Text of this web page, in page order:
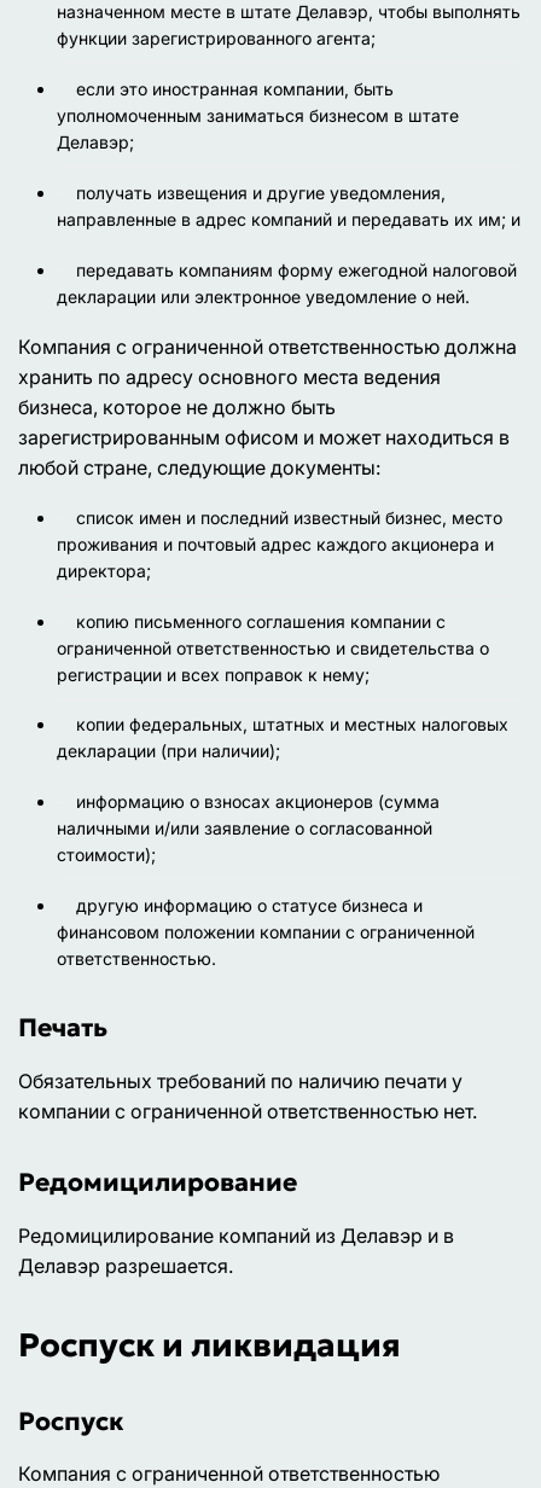
назначенном месте в штате Делавэр, чтобы выполнять
функции зарегистрированного агента;
если это иностранная компании, быть
уполномоченным заниматься бизнесом в штате
Делавэр;
получать извещения и другие уведомления,
направленные в адрес компаний и передавать их им; и
передавать компаниям форму ежегодной налоговой
декларации или электронное уведомление о ней.
Компания с ограниченной ответственностью должна
хранить по адресу основного места ведения
бизнеса, которое не должно быть
зарегистрированным офисом и может находиться в
любой стране, следующие документы:
список имен и последний известный бизнес, место
проживания и почтовый адрес каждого акционера и
директора;
копию письменного соглашения компании с
ограниченной ответственностью и свидетельства о
регистрации и всех поправок к нему;
копии федеральных, штатных и местных налоговых
декларации (при наличии);
информацию о взносах акционеров (сумма
наличными и/или заявление о согласованной
стоимости);
другую информацию о статусе бизнеса и
финансовом положении компании с ограниченной
ответственностью.
Печать
Обязательных требований по наличию печати у
компании с ограниченной ответственностью нет.
Редомицилирование
Редомицилирование компаний из Делавэр и в
Делавэр разрешается.
Роспуск и ликвидация
Роспуск
Компания с ограниченной ответственностью